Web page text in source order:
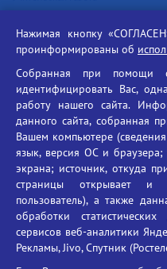
Единый портал государственных
Противодействие угрозам
Социальные ролики -
Противодействие коррупции
БГУ против наркотиков
Брянский
имени
Время
E-mail:
Телефон:
Нажимая кнопку
проинформированы об
Собранная при помощи
идентифицировать Вас,
работу нашего сайта.
данного сайта, собранная
Вашем компьютере
язык, версия ОС и браузера;
экрана; источник, откуда
страницы открывает
пользователь), а также
обработки
сервисов веб-аналитики
Рекламы, Jivo, Спутник